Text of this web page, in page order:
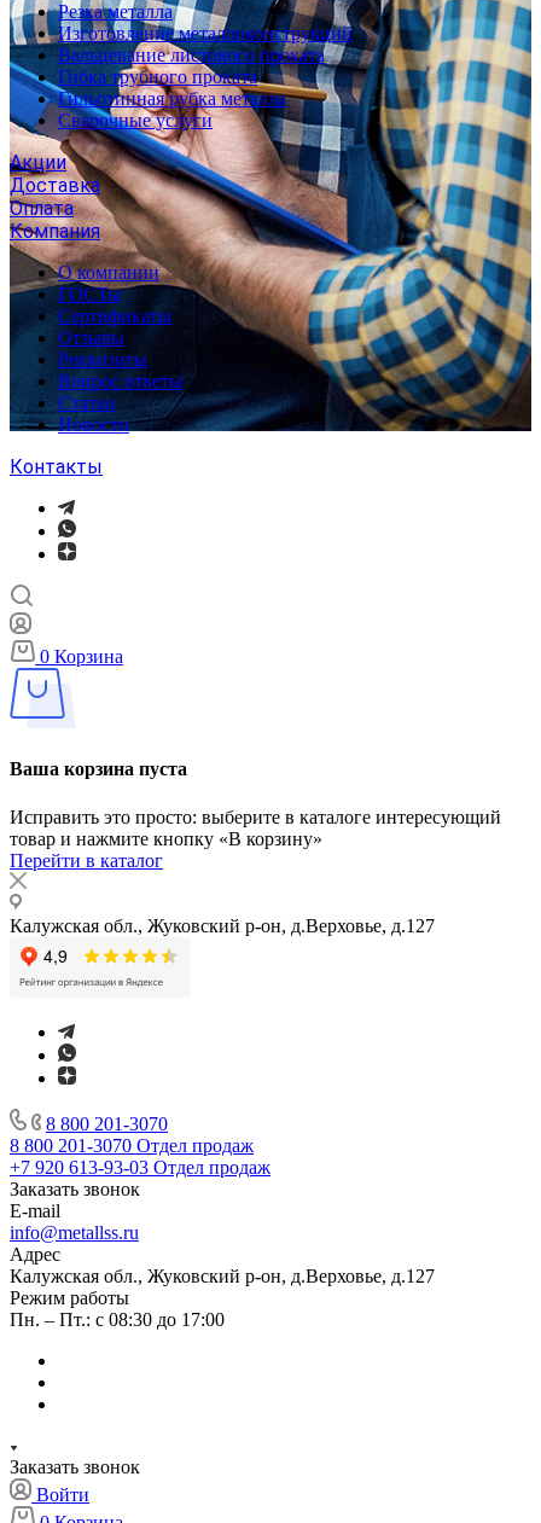
Резка металла
Изготовление металлоконструкций
Вальцевание листового проката
Гибка трубного проката
Гильотинная рубка металла
Сварочные услуги
Акции
Доставка
Оплата
Компания
О компании
ГОСТы
Сертификаты
Отзывы
Реквизиты
Вопрос ответы
Статьи
Новости
Контакты
0 Корзина
Ваша корзина пуста
Исправить это просто: выберите в каталоге интересующий
товар и нажмите кнопку «В корзину»
Перейти в каталог
Калужская обл., Жуковский р-он, д.Верховье, д.127
8 800 201-3070
8 800 201-3070 Отдел продаж
+7 920 613-93-03 Отдел продаж
Заказать звонок
E-mail
info@metallss.ru
Адрес
Калужская обл., Жуковский р-он, д.Верховье, д.127
Режим работы
Пн. – Пт.: с 08:30 до 17:00
Заказать звонок
Войти